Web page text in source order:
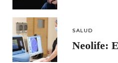
SALUD
Neolife: